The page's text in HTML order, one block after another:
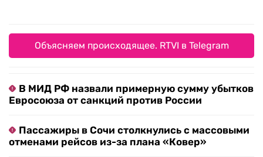
Объясняем происходящее. RTVI в Telegram
В МИД РФ назвали примерную сумму убытков
Евросоюза от санкций против России
Пассажиры в Сочи столкнулись с массовыми
отменами рейсов из-за плана «Ковер»